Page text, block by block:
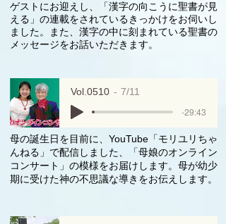
ゲストにお迎えし、「漢字の向こうに聖書が見
える」の連載をされているきっかけをお伺いし
ました。また、漢字の中に刻まれている聖書の
メッセージをお話いただきます。
Vol.0510 7/11
-29:43
母の誕生日を目前に、YouTube「モリユリちゃ
んねる」で配信しました、「母娘のオンライン
コンサート」の模様をお届けします。母が幼少
期に受けた神の不思議な導きをお伝えします。